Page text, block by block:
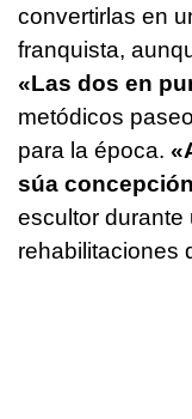
convertirlas en
franquista,
«Las dos en
metódicos
para la época.
súa
escultor durante
rehabilitaciones